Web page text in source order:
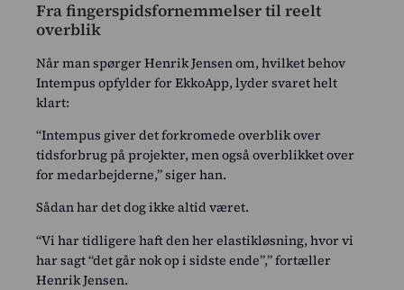
Fra fingerspidsfornemmelser til reelt
overblik
Når man spørger Henrik Jensen om, hvilket behov
Intempus opfylder for EkkoApp, lyder svaret helt
klart:
“Intempus giver det forkromede overblik over
tidsforbrug på projekter, men også overblikket over
for medarbejderne,” siger han.
Sådan har det dog ikke altid været.
“Vi har tidligere haft den her elastikløsning, hvor vi
har sagt “det går nok op i sidste ende”,” fortæller
Henrik Jensen.